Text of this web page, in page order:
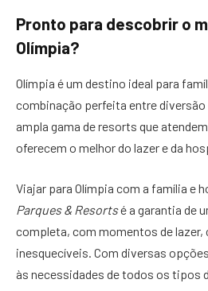
Pronto para descobrir o
Olímpia?
Olímpia é um destino ideal para
combinação perfeita entre diversão
ampla gama de resorts que
oferecem o melhor do lazer e da
Viajar para Olímpia com a família e
Parques & Resortsé a garantia de
completa, com momentos de
inesquecíveis. Com diversas
às necessidades de todos os tipos